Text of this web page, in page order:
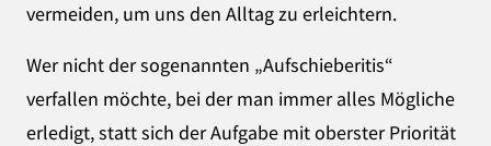
vermeiden, um uns den Alltag zu erleichtern.
Wer nicht der sogenannten „Aufschieberitis“
verfallen möchte, bei der man immer alles Mögliche
erledigt, statt sich der Aufgabe mit oberster Priorität